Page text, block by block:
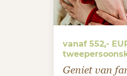
vanaf 552,-
Geniet van